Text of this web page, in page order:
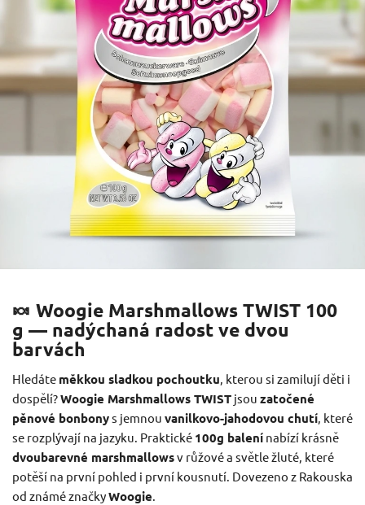
🍬 Woogie Marshmallows TWIST 100
g — nadýchaná radost ve dvou
barvách
Hledáte měkkou sladkou pochoutku, kterou si zamilují děti i
dospělí?Woogie Marshmallows TWIST jsou zatočené
pěnové bonbonys jemnou vanilkovo-jahodovou chutí, které
se rozplývají na jazyku. Praktické 100g balení nabízí krásně
dvoubarevné marshmallowsv růžové a světle žluté, které
potěší na první pohled i první kousnutí. Dovezeno z Rakouska
od známé značkyWoogie.